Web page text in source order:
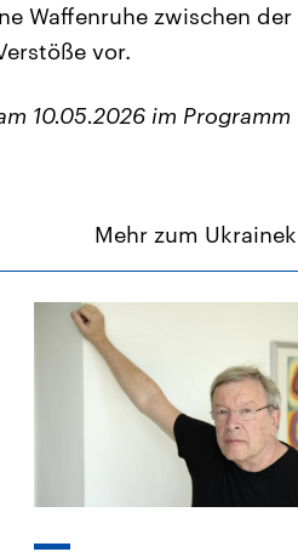
Waffenruhe zwischen
vor.
10.05.2026 im
Mehr zum